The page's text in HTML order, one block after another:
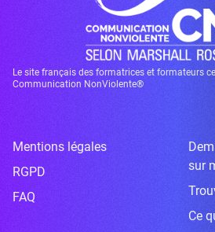
Le site français des formatrices et formateurs
Communication NonViolente®
Mentions légales
RGPD
FAQ
sur
Ce